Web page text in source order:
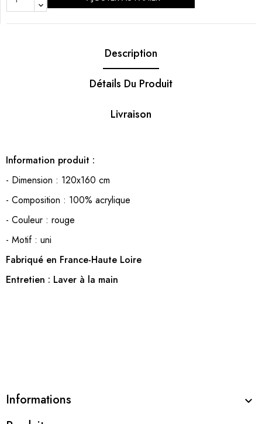
Description
Détails Du Produit
Livraison
Information produit :
- Dimension : 120x160 cm
- Composition : 100% acrylique
- Couleur : rouge
- Motif : uni
Fabriqué en France-Haute Loire
Entretien : Laver à la main
Informations 